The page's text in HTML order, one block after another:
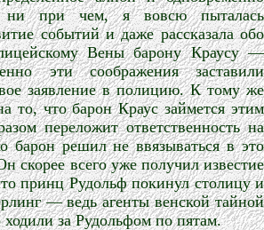
ни при чем, я вовсю пыталась
событий и даже рассказала обо
Вены барону Краусу —
эти соображения заставили
заявление в полицию. К тому же
то, что барон Краус займется этим
переложит ответственность на
барон решил не ввязываться в это
скорее всего уже получил известие
принц Рудольф покинул столицу и
— ведь агенты венской тайной
за Рудольфом по пятам.